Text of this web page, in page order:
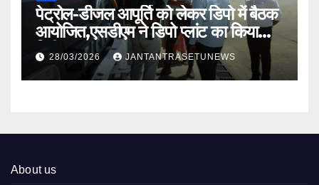
पेट्रोल-डीजल आपूर्ति को लेकर डिपो में बैठक
आयोजित,एसडीएम ने डिपो प्लांट का किया
निरीक्षण
28/03/2026 JANTANTRASETUNEWS
About us